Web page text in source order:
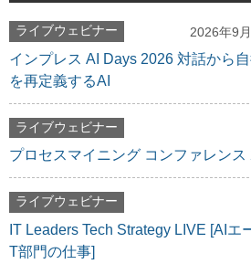
ライブウェビナー 2026年9
インプレス AI Days 2026 対話から
を再定義するAI
ライブウェビナー
プロセスマイニング コンファレンス
ライブウェビナー
IT Leaders Tech Strategy LIVE [AIエ
T部門の仕事]